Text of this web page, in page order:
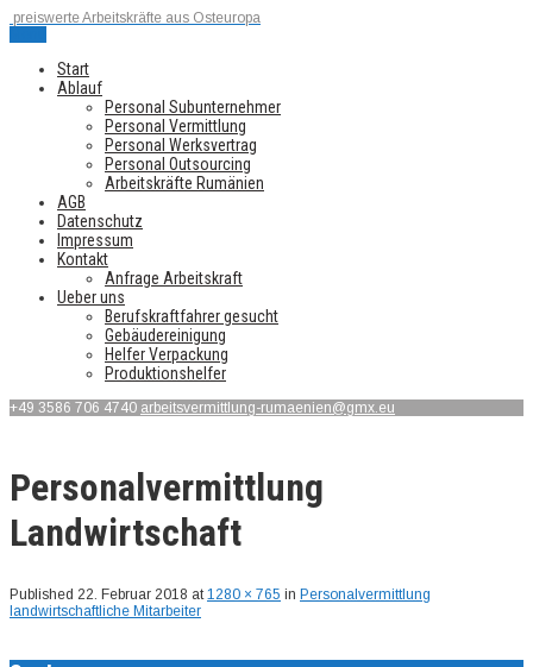
preiswerte Arbeitskräfte aus Osteuropa
Start
Ablauf
Personal Subunternehmer
Personal Vermittlung
Personal Werksvertrag
Personal Outsourcing
Arbeitskräfte Rumänien
AGB
Datenschutz
Impressum
Kontakt
Anfrage Arbeitskraft
Ueber uns
Berufskraftfahrer gesucht
Gebäudereinigung
Helfer Verpackung
Produktionshelfer
+49 3586 706 4740 arbeitsvermittlung-rumaenien@gmx.eu
Personalvermittlung
Landwirtschaft
Published 22. Februar 2018 at1280 × 765 in Personalvermittlung
landwirtschaftliche Mitarbeiter